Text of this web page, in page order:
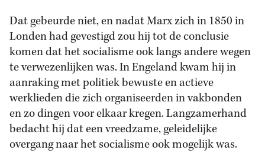
Dat gebeurde niet, en nadat Marx zich in 1850 in
Londen had gevestigd zou hij tot de conclusie
komen dat het socialisme ook langs andere wegen
te verwezenlijken was. In Engeland kwam hij in
aanraking met politiek bewuste en actieve
werklieden die zich organiseerden in vakbonden
en zo dingen voor elkaar kregen. Langzamerhand
bedacht hij dat een vreedzame, geleidelijke
overgang naar het socialisme ook mogelijk was.